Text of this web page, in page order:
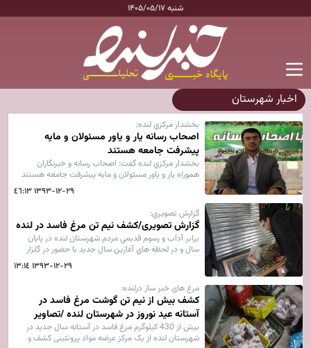
شنبه ۱۴۰۵/۰۵/۱۷
اخبار شهرستان
بخشدار مركزي لنده:
اصحاب رسانه يار و ياور مسئولان و مايه
پيشرفت جامعه هستند
بخشدار مركزي لنده گفت: اصحاب رسانه و خبرنگاران
هموراه يار و ياور مسئولان و مايه پيشرفت جامعه هستند
كه بايد مورد حمايت مسئولان و مردم قرارگيرند.۱۳۹۳-۱۲-۲۹ ۱۳:٤٦
گزارش تصويري:
گزارش تصویری/کشف نیم تن مرغ فاسد در لنده
برابر آداب و رسوم قديمي مردم شهرستان لنده در پايان
سال و در لحظه هاي آغازين سال جديد با حضور در گلزار
شهدا و قبور مردگان خود با نثار شاخه گل و شستشوي قبور
با گلاب و توزيع ميوه و شيريني و قرائت فاتحه به استقبال
سال نو مي روند.
۱۳۹۳-۱۲-۲۹ ۱۳:۱٤
مرغ های خبر ساز درلنده:
کشف بيش از نيم تن گوشت مرغ فاسد در
آستانه عيد نوروز در شهرستان لنده /تصاوير
بيش از 430 كيلوگرم مرغ فاسد در آستانه سال جدید در
شهرستان لنده از یک مرکز عرضه مواد پروتئینی کشف و